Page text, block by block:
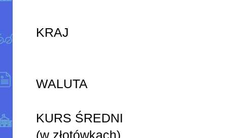
KRAJ
WALUTA
KURS ŚREDNI
(w złotówkach)